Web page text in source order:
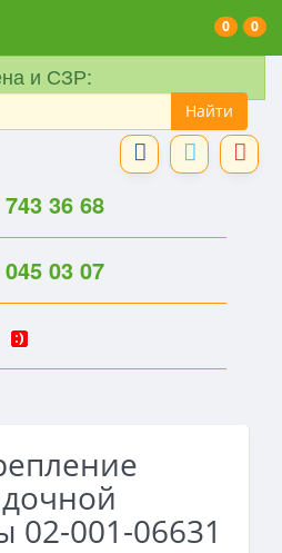
0
0
и СЗР:
36 68
03 07
02-001-06631